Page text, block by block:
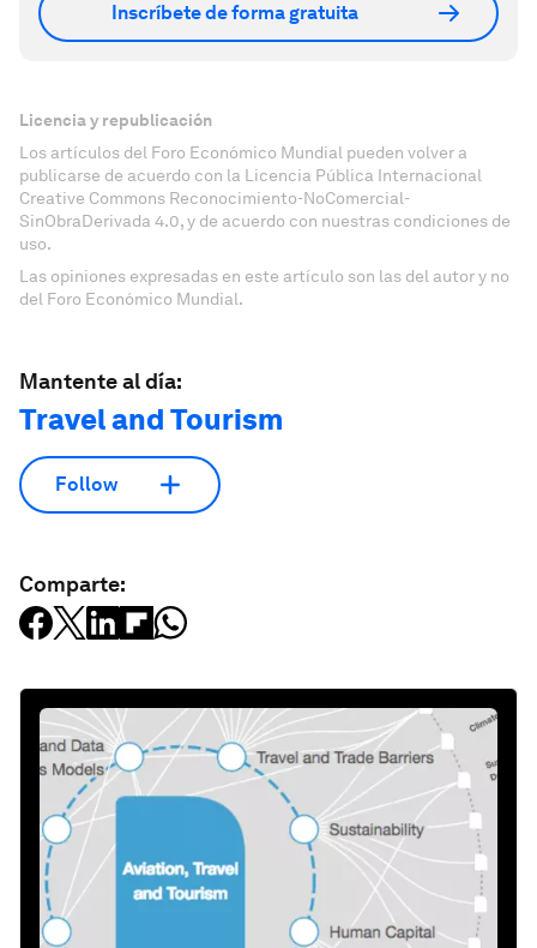
Inscríbete de forma gratuita
Licencia y republicación
Los artículos del Foro Económico Mundial pueden volver a
publicarse de acuerdo con la Licencia Pública Internacional
Creative Commons Reconocimiento-NoComercial-
SinObraDerivada 4.0, y de acuerdo con nuestras condiciones de
uso.
Las opiniones expresadas en este artículo son las del autor y no
del Foro Económico Mundial.
Mantente al día:
Travel and Tourism
Follow
Comparte: